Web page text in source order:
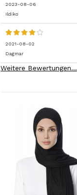
2023-08-06
Ildiko
2021-08-02
Dagmar
Weitere Bewertungen...